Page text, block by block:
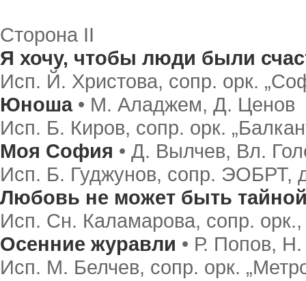
Сторона II
Я хочу, чтобы люди были
Исп. Й. Христова, сопр. орк.
Юноша• М. Аладжем, Д. Ценов
Исп. Б. Киров, сопр. орк.
Моя София • Д. Вылчев, Вл.
Исп. Б. Гуджунов, сопр. ЭОБРТ,
Любовь не может быть
Исп. Сн. Каламарова, сопр.
Осенние журавли • Р. Попов,
Исп. М. Белчев, сопр. орк.